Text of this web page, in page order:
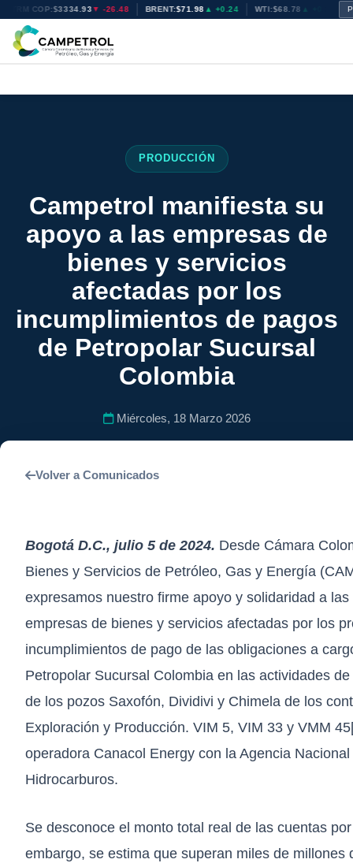
TRM COP:$3334.93▼ -26.48 BRENT:$71.98▲ +0.24 WTI:$68.78▲ +0.27
PRODUCCIÓN
Campetrol manifiesta su
apoyo a las empresas de
bienes y servicios
afectadas por los
incumplimientos de pagos
de Petropolar Sucursal
Colombia
Miércoles, 18 Marzo 2026
Volver a Comunicados
Bogotá D.C., julio 5 de 2024. Desde Cámara
Bienes y Servicios de Petróleo, Gas y Energía
expresamos nuestro firme apoyo y solidaridad a
empresas de bienes y servicios afectadas por los
incumplimientos de pago de las obligaciones a
Petropolar Sucursal Colombia en las actividades
de los pozos Saxofón, Dividivi y Chimela de los
Exploración y Producción. VIM 5, VIM 33 y VMM 45
operadora Canacol Energy con la Agencia Nacional
Hidrocarburos.
Se desconoce el monto total real de las cuentas
embargo, se estima que superan miles de millones